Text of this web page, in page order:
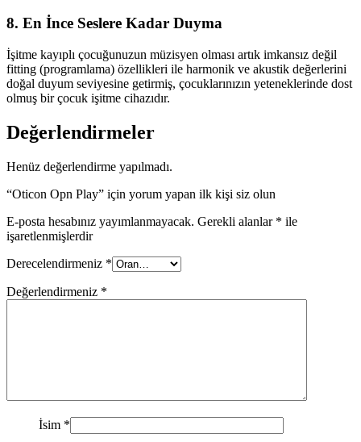
8. En İnce Seslere Kadar Duyma
İşitme kayıplı çocuğunuzun müzisyen olması artık imkansız değil
fitting (programlama) özellikleri ile harmonik ve akustik değerlerini
doğal duyum seviyesine getirmiş, çocuklarınızın yeteneklerinde dost
olmuş bir çocuk işitme cihazıdır.
Değerlendirmeler
Henüz değerlendirme yapılmadı.
“Oticon Opn Play” için yorum yapan ilk kişi siz olun
E-posta hesabınız yayımlanmayacak. Gerekli alanlar * ile
işaretlenmişlerdir
Derecelendirmeniz *
Değerlendirmeniz *
İsim *